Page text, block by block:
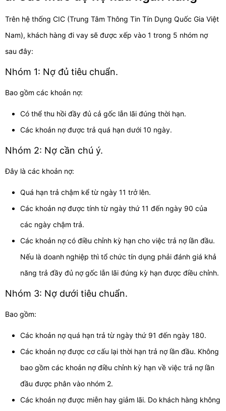
Trên hệ thống CIC (Trung Tâm Thông Tin Tín Dụng Quốc Gia Việt
Nam), khách hàng đi vay sẽ được xếp vào 1 trong 5 nhóm nợ
sau đây:
Nhóm 1: Nợ đủ tiêu chuẩn.
Bao gồm các khoản nợ:
Có thể thu hồi đầy đủ cả gốc lẫn lãi đúng thời hạn.
Các khoản nợ được trả quá hạn dưới 10 ngày.
Nhóm 2: Nợ cần chú ý.
Đây là các khoản nợ:
Quá hạn trả chậm kể từ ngày 11 trở lên.
Các khoản nợ được tính từ ngày thứ 11 đến ngày 90 của
các ngày chậm trả.
Các khoản nợ có điều chỉnh kỳ hạn cho việc trả nợ lần đầu.
Nếu là doanh nghiệp thì tổ chức tín dụng phải đánh giá khả
năng trả đầy đủ nợ gốc lẫn lãi đúng kỳ hạn được điều chỉnh.
Nhóm 3: Nợ dưới tiêu chuẩn.
Bao gồm:
Các khoản nợ quá hạn trả từ ngày thứ 91 đến ngày 180.
Các khoản nợ được cơ cấu lại thời hạn trả nợ lần đầu. Không
bao gồm các khoản nợ điều chỉnh kỳ hạn về việc trả nợ lần
đầu được phân vào nhóm 2.
Các khoản nợ được miễn hay giảm lãi. Do khách hàng không